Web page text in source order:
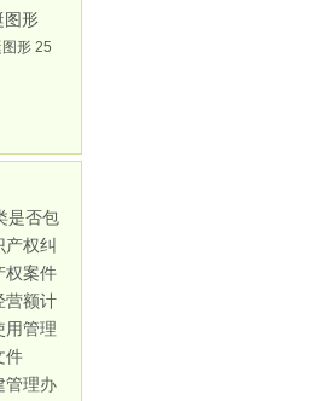
形 25
是否包
产权纠
权案件
营额计
用管理
件
管理办